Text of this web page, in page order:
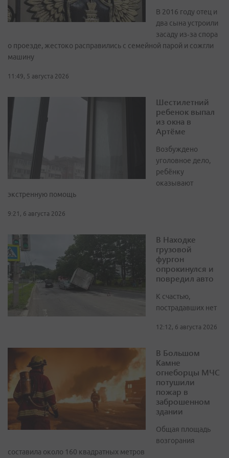
В 2016 году отец и
два сына устроили
засаду из‑за спора
о проезде, жестоко расправились с семейной парой и сожгли
машину
11:49, 5 августа 2026
Шестилетний
ребенок выпал
из окна в
Артёме
Возбуждено
уголовное дело,
ребёнку
оказывают
экстренную помощь
9:21, 6 августа 2026
В Находке
грузовой
фургон
опрокинулся и
повредил авто
К счастью,
пострадавших нет
12:12, 6 августа 2026
В Большом
Камне
огнеборцы МЧС
потушили
пожар в
заброшенном
здании
Общая площадь
возгорания
составила около 160 квадратных метров